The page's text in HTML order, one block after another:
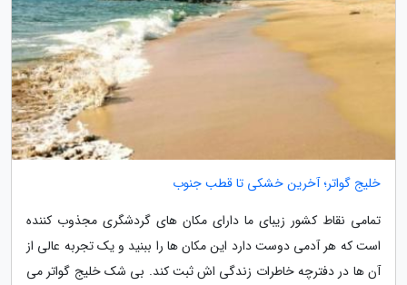
خلیج گواتر؛ آخرین خشکی تا قطب جنوب
تمامی نقاط کشور زیبای ما دارای مکان های گردشگری مجذوب کننده
است که هر آدمی دوست دارد این مکان ها را ببنید و یک تجربه عالی از
آن ها در دفترچه خاطرات زندگی اش ثبت کند. بی شک خلیج گواتر می